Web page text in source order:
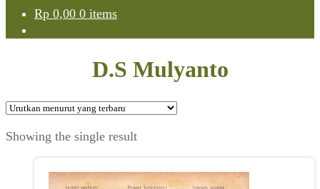
Rp 0,00 0 items
D.S Mulyanto
Showing the single result